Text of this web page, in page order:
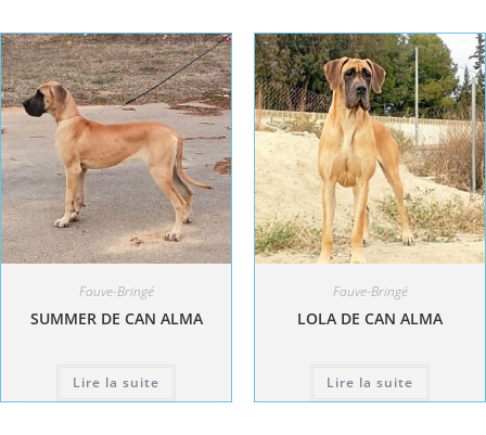
Fauve-Bringé
SUMMER DE CAN ALMA
Lire la suite
Fauve-Bringé
LOLA DE CAN ALMA
Lire la suite